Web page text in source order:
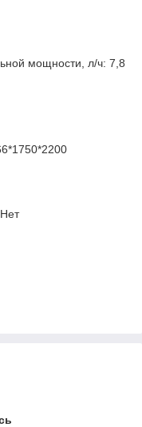
мощности, л/ч: 7,8